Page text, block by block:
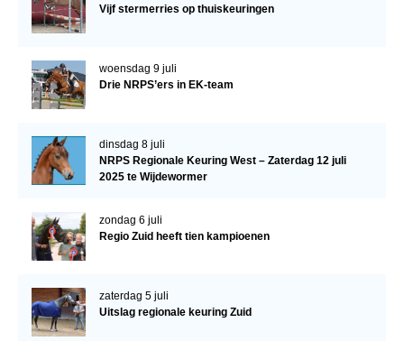
Vijf stermerries op thuiskeuringen
woensdag 9 juli
Drie NRPS’ers in EK-team
dinsdag 8 juli
NRPS Regionale Keuring West – Zaterdag 12 juli
2025 te Wijdewormer
zondag 6 juli
Regio Zuid heeft tien kampioenen
zaterdag 5 juli
Uitslag regionale keuring Zuid